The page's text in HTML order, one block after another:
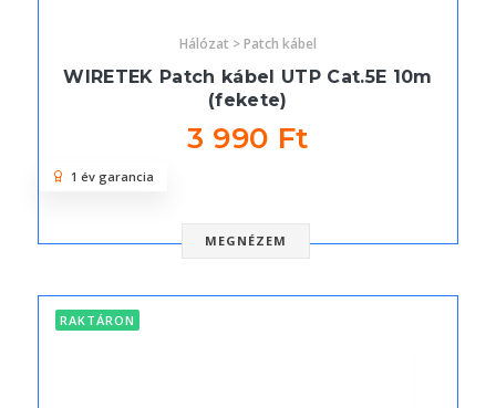
Hálózat > Patch kábel
WIRETEK Patch kábel UTP Cat.5E 10m
(fekete)
3 990 Ft
MEGNÉZEM
1 év garancia
RAKTÁRON